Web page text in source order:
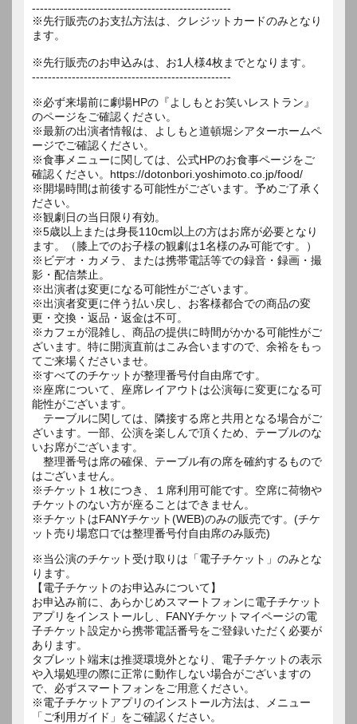
--------------------------------------------------
※先行販売のお支払方法は、クレジットカードのみとなり
ます。
※先行販売のお申込みは、お1人様4枚までとなります。
--------------------------------------------------
※必ず来場前に劇場HPの『よしもとお笑いレストラン』
のページをご確認ください。
※最新の出演者情報は、よしもと道頓堀シアターホームペ
ージでご確認ください。
※食事メニューに関しては、公式HPのお食事ページをご
確認ください。https://dotonbori.yoshimoto.co.jp/food/
※開場時間は前後する可能性がございます。予めご了承く
ださい。
※観劇日の当日限り有効。
※5歳以上または身長110cm以上の方はお席が必要となり
ます。（膝上でのお子様の観劇は1名様のみ可能です。）
※ビデオ・カメラ、または携帯電話等での録音・録画・撮
影・配信禁止。
※出演者は変更になる可能性がございます。
※出演者変更に伴う払い戻し、お客様都合での商品の変
更・交換・返品・返金は不可。
※カフェが混雑し、商品の提供に時間がかかる可能性がご
ざいます。特に開演直前はこみ合いますので、余裕をもっ
てご来場くださいませ。
※すべてのチケットが整理番号付自由席です。
※座席について、座席レイアウトは公演毎に変更になる可
能性がございます。
テーブルに関しては、隣接する席と共用となる場合がご
ざいます。一部、公演を楽しんで頂くため、テーブルのな
いお席がございます。
整理番号は席の確保、テーブル有の席を確約するもので
はございません。
※チケット１枚につき、１席利用可能です。空席に荷物や
チケットのない方が座ることはできません。
※チケットはFANYチケット(WEB)のみの販売です。(チケ
ット売り場窓口では整理番号付自由席のみ販売)
※当公演のチケット受け取りは「電子チケット」のみとな
ります。
【電子チケットのお申込みについて】
お申込み前に、あらかじめスマートフォンに電子チケット
アプリをインストールし、FANYチケットマイページの電
子チケット設定から携帯電話番号をご登録いただく必要が
あります。
タブレット端末は推奨環境外となり、電子チケットの表示
や入場処理の際に正常に動作しない場合がございますの
で、必ずスマートフォンをご用意ください。
※電子チケットアプリのインストール方法は、メニュー
「ご利用ガイド」をご確認ください。